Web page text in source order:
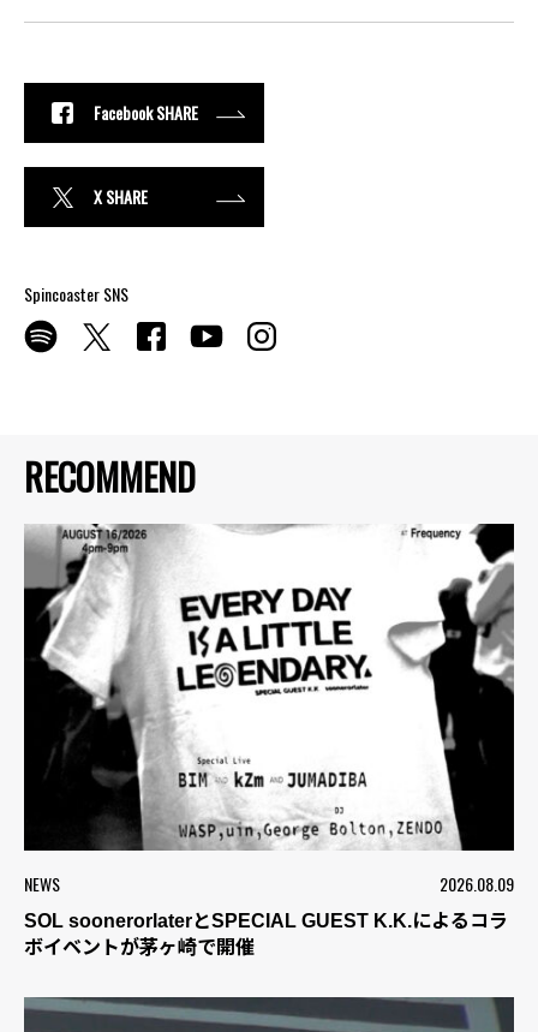
RECOMMEND
NEWS 2026.08.09
SOL soonerorlaterとSPECIAL GUEST K.K.によるコラ
ボイベントが茅ヶ崎で開催
Facebook SHARE
X SHARE
Spincoaster SNS